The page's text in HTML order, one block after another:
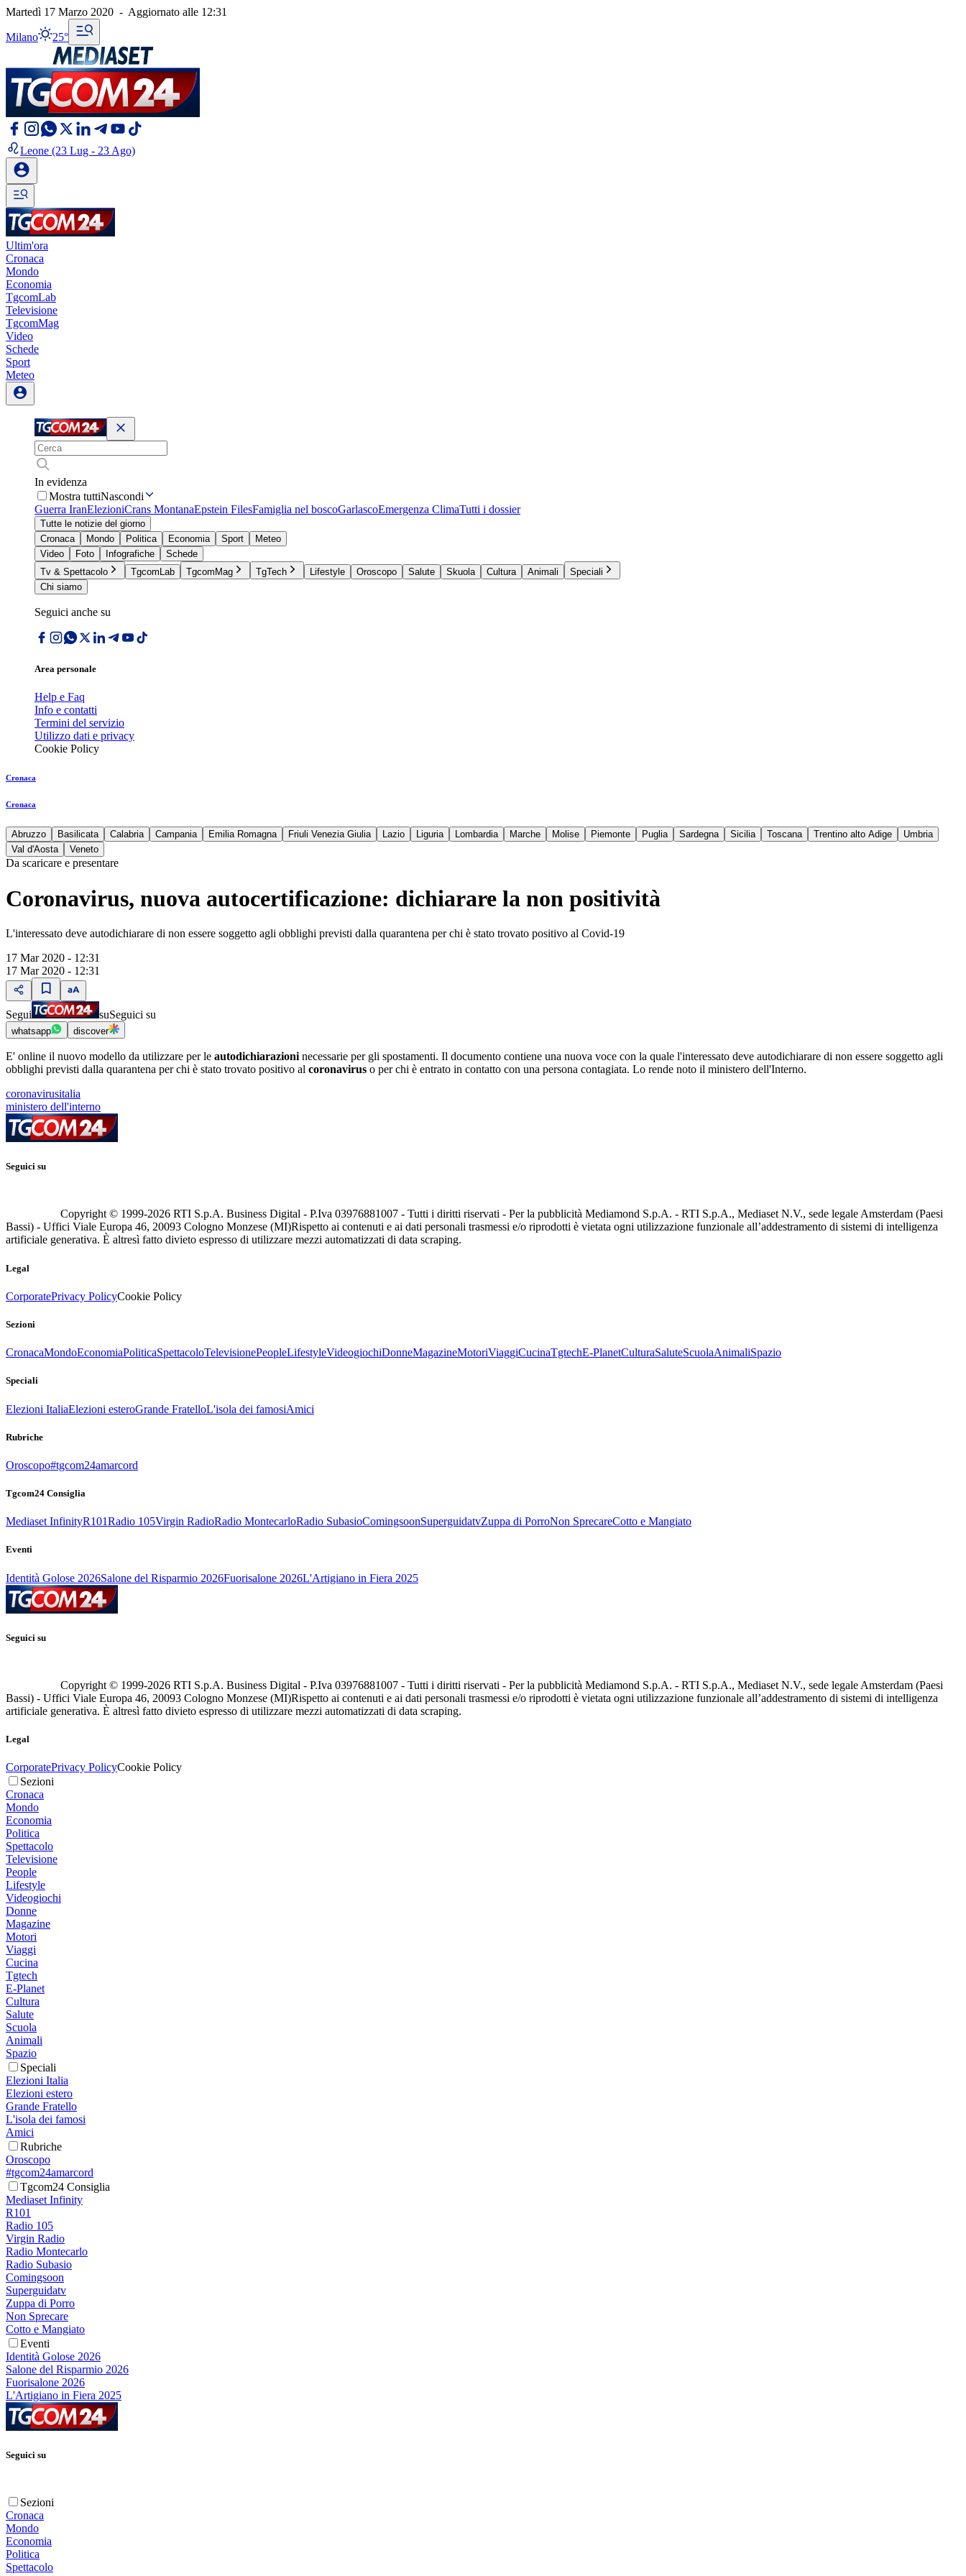
Martedì 17 Marzo 2020 - Aggiornato alle 12:31
Milano 25°
Leone (23 Lug - 23 Ago)
Ultim'ora
Cronaca
Mondo
Economia
TgcomLab
Televisione
TgcomMag
Video
Schede
Sport
Meteo
In evidenza
Mostra tuttiNascondi
Guerra IranElezioniCrans MontanaEpstein FilesFamiglia nel boscoGarlascoEmergenza ClimaTutti i dossier
Tutte le notizie del giorno
Cronaca
Mondo Politica Economia Sport
Meteo
Video
Foto Infografiche
Schede
Tv & Spettacolo
TgcomLab TgcomMag TgTech Lifestyle Oroscopo Salute Skuola Cultura Animali
Speciali
Chi siamo
Seguici anche su
Area personale
Help e Faq
Info e contatti
Termini del servizio
Utilizzo dati e privacy
Cookie Policy
Cronaca
Cronaca
Abruzzo Basilicata Calabria Campania Emilia Romagna Friuli Venezia Giulia Lazio Liguria Lombardia Marche Molise Piemonte Puglia Sardegna Sicilia Toscana Trentino alto Adige
Umbria
Val d'Aosta
Veneto
Da scaricare e presentare
Coronavirus, nuova autocertificazione: dichiarare la non positività
L'interessato deve autodichiarare di non essere soggetto agli obblighi previsti dalla quarantena per chi è stato trovato positivo al Covid-19
17 Mar 2020 - 12:31
17 Mar 2020 - 12:31
Segui suSeguici su
whatsapp discover
E' online il nuovo modello da utilizzare per le autodichiarazioni necessarie per gli spostamenti. Il documento contiene una nuova voce con la quale l'interessato deve autodichiarare di non essere soggetto agli
obblighi previsti dalla quarantena per chi è stato trovato positivo al coronavirus o per chi è entrato in contatto con una persona contagiata. Lo rende noto il ministero dell'Interno.
coronavirusitalia
ministero dell'interno
Seguici su
Copyright © 1999-2026 RTI S.p.A. Business Digital - P.Iva 03976881007 - Tutti i diritti riservati - Per la pubblicità Mediamond S.p.A. - RTI S.p.A., Mediaset N.V., sede legale Amsterdam (Paesi
Bassi) - Uffici Viale Europa 46, 20093 Cologno Monzese (MI)Rispetto ai contenuti e ai dati personali trasmessi e/o riprodotti è vietata ogni utilizzazione funzionale all’addestramento di sistemi di intelligenza
artificiale generativa. È altresì fatto divieto espresso di utilizzare mezzi automatizzati di data scraping.
Legal
CorporatePrivacy PolicyCookie Policy
Sezioni
CronacaMondoEconomiaPoliticaSpettacoloTelevisionePeopleLifestyleVideogiochiDonneMagazineMotoriViaggiCucinaTgtechE-PlanetCulturaSaluteScuolaAnimaliSpazio
Speciali
Elezioni ItaliaElezioni esteroGrande FratelloL'isola dei famosiAmici
Rubriche
Oroscopo#tgcom24amarcord
Tgcom24 Consiglia
Mediaset InfinityR101Radio 105Virgin RadioRadio MontecarloRadio SubasioComingsoonSuperguidatvZuppa di PorroNon SprecareCotto e Mangiato
Eventi
Identità Golose 2026Salone del Risparmio 2026Fuorisalone 2026L'Artigiano in Fiera 2025
Seguici su
Copyright © 1999-2026 RTI S.p.A. Business Digital - P.Iva 03976881007 - Tutti i diritti riservati - Per la pubblicità Mediamond S.p.A. - RTI S.p.A., Mediaset N.V., sede legale Amsterdam (Paesi
Bassi) - Uffici Viale Europa 46, 20093 Cologno Monzese (MI)Rispetto ai contenuti e ai dati personali trasmessi e/o riprodotti è vietata ogni utilizzazione funzionale all’addestramento di sistemi di intelligenza
artificiale generativa. È altresì fatto divieto espresso di utilizzare mezzi automatizzati di data scraping.
Legal
CorporatePrivacy PolicyCookie Policy
Sezioni
Cronaca
Mondo
Economia
Politica
Spettacolo
Televisione
People
Lifestyle
Videogiochi
Donne
Magazine
Motori
Viaggi
Cucina
Tgtech
E-Planet
Cultura
Salute
Scuola
Animali
Spazio
Speciali
Elezioni Italia
Elezioni estero
Grande Fratello
L'isola dei famosi
Amici
Rubriche
Oroscopo
#tgcom24amarcord
Tgcom24 Consiglia
Mediaset Infinity
R101
Radio 105
Virgin Radio
Radio Montecarlo
Radio Subasio
Comingsoon
Superguidatv
Zuppa di Porro
Non Sprecare
Cotto e Mangiato
Eventi
Identità Golose 2026
Salone del Risparmio 2026
Fuorisalone 2026
L'Artigiano in Fiera 2025
Seguici su
Sezioni
Cronaca
Mondo
Economia
Politica
Spettacolo